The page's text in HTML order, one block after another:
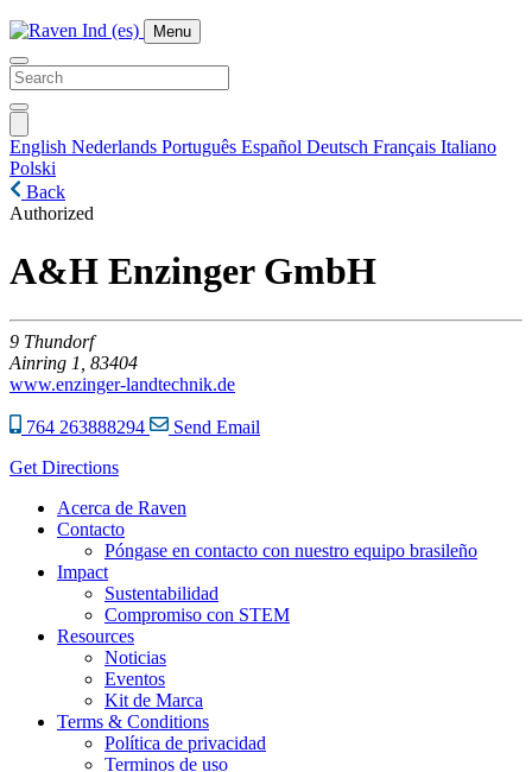
Menu
English Nederlands Português Español Deutsch Français Italiano
Polski
Back
Authorized
A&H Enzinger GmbH
9 Thundorf
Ainring 1, 83404
www.enzinger-landtechnik.de
764 263888294
Send Email
Get Directions
Acerca de Raven
Contacto
Póngase en contacto con nuestro equipo brasileño
Impact
Sustentabilidad
Compromiso con STEM
Resources
Noticias
Eventos
Kit de Marca
Terms & Conditions
Política de privacidad
Terminos de uso